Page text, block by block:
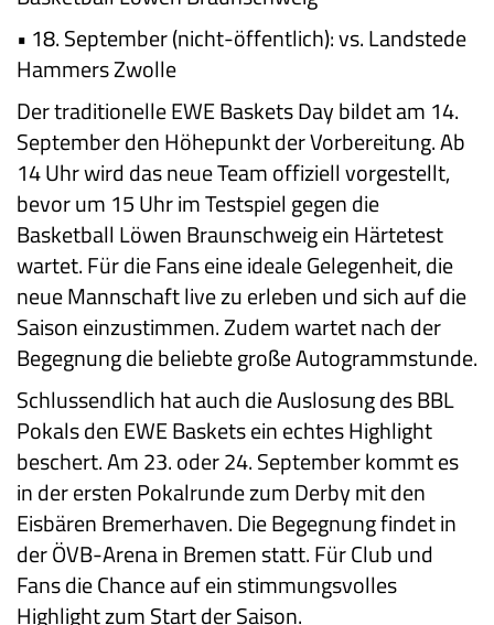
• 18. September (nicht-öffentlich): vs. Landstede
Hammers Zwolle
Der traditionelle EWE Baskets Day bildet am 14.
September den Höhepunkt der Vorbereitung. Ab
14 Uhr wird das neue Team offiziell vorgestellt,
bevor um 15 Uhr im Testspiel gegen die
Basketball Löwen Braunschweig ein Härtetest
wartet. Für die Fans eine ideale Gelegenheit, die
neue Mannschaft live zu erleben und sich auf die
Saison einzustimmen. Zudem wartet nach der
Begegnung die beliebte große Autogrammstunde.
Schlussendlich hat auch die Auslosung des BBL
Pokals den EWE Baskets ein echtes Highlight
beschert. Am 23. oder 24. September kommt es
in der ersten Pokalrunde zum Derby mit den
Eisbären Bremerhaven. Die Begegnung findet in
der ÖVB-Arena in Bremen statt. Für Club und
Fans die Chance auf ein stimmungsvolles
Highlight zum Start der Saison.